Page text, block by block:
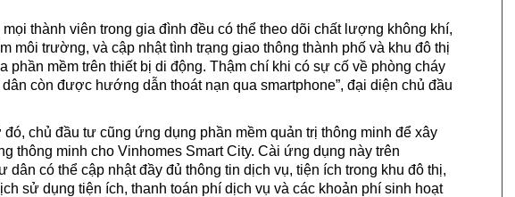
thành viên trong gia đình đều có thể theo dõi chất lượng không khí,
môi trường, và cập nhật tình trạng giao thông thành phố và khu đô thị
phần mềm trên thiết bị di động. Thậm chí khi có sự cố về phòng cháy
còn được hướng dẫn thoát nạn qua smartphone”, đại diện chủ đầu
chủ đầu tư cũng ứng dụng phần mềm quản trị thông minh để xây
thông minh cho Vinhomes Smart City. Cài ứng dụng này trên
dân có thể cập nhật đầy đủ thông tin dịch vụ, tiện ích trong khu đô thị,
sử dụng tiện ích, thanh toán phí dịch vụ và các khoản phí sinh hoạt